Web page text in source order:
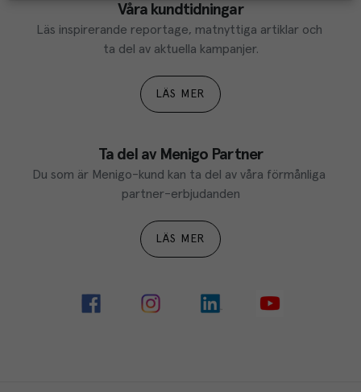
Våra kundtidningar
Läs inspirerande reportage, matnyttiga artiklar och
ta del av aktuella kampanjer.
LÄS MER
Ta del av Menigo Partner
Du som är Menigo-kund kan ta del av våra förmånliga
partner-erbjudanden
LÄS MER